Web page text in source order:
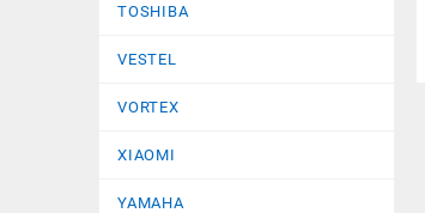
TOSHIBA
VESTEL
VORTEX
XIAOMI
YAMAHA